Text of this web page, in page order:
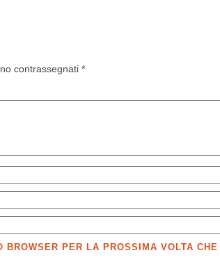
contrassegnati *
PER LA PROSSIMA VOLTA CHE